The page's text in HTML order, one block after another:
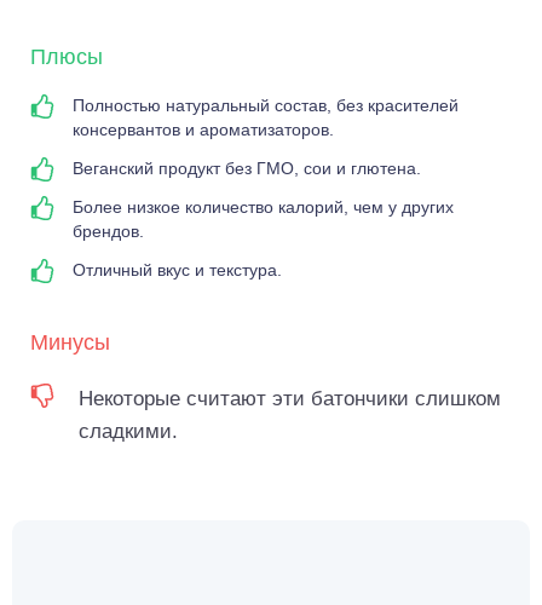
Плюсы
Полностью натуральный состав, без красителей
консервантов и ароматизаторов.
Веганский продукт без ГМО, сои и глютена.
Более низкое количество калорий, чем у других
брендов.
Отличный вкус и текстура.
Минусы
Некоторые считают эти батончики слишком
сладкими.